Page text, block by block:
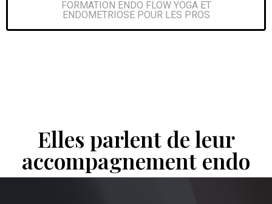
FORMATION ENDO FLOW YOGA ET
ENDOMETRIOSE POUR LES PROS
Elles parlent de leur
accompagnement endo